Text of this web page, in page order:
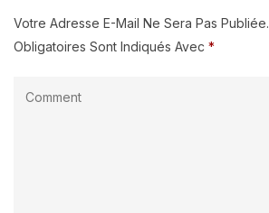
Votre Adresse E-Mail Ne Sera Pas Publiée.
Obligatoires Sont Indiqués Avec *